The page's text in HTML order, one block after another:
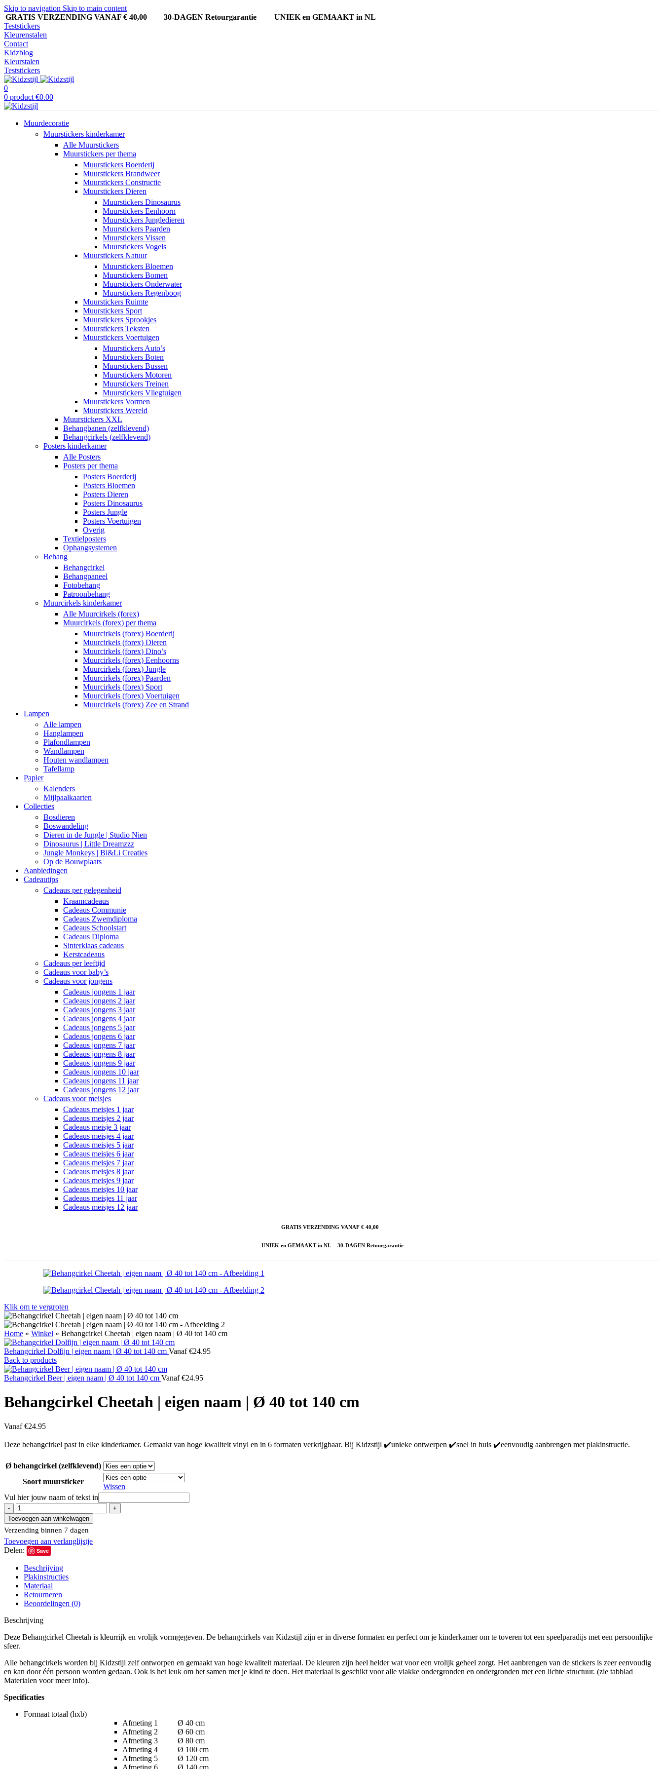
Skip to navigation Skip to main content
GRATIS VERZENDING VANAF € 40,00
30-DAGEN Retourgarantie UNIEK en GEMAAKT in NL
Teststickers
Kleurenstalen
Contact
Kidzblog
Kleurstalen
Teststickers
0
0 product €0.00
Muurdecoratie
Muurstickers kinderkamer
Alle Muurstickers
Muurstickers per thema
Muurstickers Boerderij
Muurstickers Brandweer
Muurstickers Constructie
Muurstickers Dieren
Muurstickers Dinosaurus
Muurstickers Eenhoorn
Muurstickers Jungledieren
Muurstickers Paarden
Muurstickers Vissen
Muurstickers Vogels
Muurstickers Natuur
Muurstickers Bloemen
Muurstickers Bomen
Muurstickers Onderwater
Muurstickers Regenboog
Muurstickers Ruimte
Muurstickers Sport
Muurstickers Sprookjes
Muurstickers Teksten
Muurstickers Voertuigen
Muurstickers Auto’s
Muurstickers Boten
Muurstickers Bussen
Muurstickers Motoren
Muurstickers Treinen
Muurstickers Vliegtuigen
Muurstickers Vormen
Muurstickers Wereld
Muurstickers XXL
Behangbanen (zelfklevend)
Behangcirkels (zelfklevend)
Posters kinderkamer
Alle Posters
Posters per thema
Posters Boerderij
Posters Bloemen
Posters Dieren
Posters Dinosaurus
Posters Jungle
Posters Voertuigen
Overig
Textielposters
Ophangsystemen
Behang
Behangcirkel
Behangpaneel
Fotobehang
Patroonbehang
Muurcirkels kinderkamer
Alle Muurcirkels (forex)
Muurcirkels (forex) per thema
Muurcirkels (forex) Boerderij
Muurcirkels (forex) Dieren
Muurcirkels (forex) Dino’s
Muurcirkels (forex) Eenhoorns
Muurcirkels (forex) Jungle
Muurcirkels (forex) Paarden
Muurcirkels (forex) Sport
Muurcirkels (forex) Voertuigen
Muurcirkels (forex) Zee en Strand
Lampen
Alle lampen
Hanglampen
Plafondlampen
Wandlampen
Houten wandlampen
Tafellamp
Papier
Kalenders
Mijlpaalkaarten
Collecties
Bosdieren
Boswandeling
Dieren in de Jungle | Studio Nien
Dinosaurus | Little Dreamzzz
Jungle Monkeys | Bi&Li Creaties
Op de Bouwplaats
Aanbiedingen
Cadeautips
Cadeaus per gelegenheid
Kraamcadeaus
Cadeaus Communie
Cadeaus Zwemdiploma
Cadeaus Schoolstart
Cadeaus Diploma
Sinterklaas cadeaus
Kerstcadeaus
Cadeaus per leeftijd
Cadeaus voor baby’s
Cadeaus voor jongens
Cadeaus jongens 1 jaar
Cadeaus jongens 2 jaar
Cadeaus jongens 3 jaar
Cadeaus jongens 4 jaar
Cadeaus jongens 5 jaar
Cadeaus jongens 6 jaar
Cadeaus jongens 7 jaar
Cadeaus jongens 8 jaar
Cadeaus jongens 9 jaar
Cadeaus jongens 10 jaar
Cadeaus jongens 11 jaar
Cadeaus jongens 12 jaar
Cadeaus voor meisjes
Cadeaus meisjes 1 jaar
Cadeaus meisjes 2 jaar
Cadeaus meisje 3 jaar
Cadeaus meisjes 4 jaar
Cadeaus meisjes 5 jaar
Cadeaus meisjes 6 jaar
Cadeaus meisjes 7 jaar
Cadeaus meisjes 8 jaar
Cadeaus meisjes 9 jaar
Cadeaus meisjes 10 jaar
Cadeaus meisjes 11 jaar
Cadeaus meisjes 12 jaar
GRATIS VERZENDING VANAF € 40,00
UNIEK en GEMAAKT in NL 30-DAGEN Retourgarantie
Klik om te vergroten
Home » Winkel » Behangcirkel Cheetah | eigen naam | Ø 40 tot 140 cm
Behangcirkel Dolfijn | eigen naam | Ø 40 tot 140 cm Vanaf €24.95
Back to products
Behangcirkel Beer | eigen naam | Ø 40 tot 140 cm Vanaf €24.95
Behangcirkel Cheetah | eigen naam | Ø 40 tot 140 cm
Vanaf €24.95
Deze behangcirkel past in elke kinderkamer. Gemaakt van hoge kwaliteit vinyl en in 6 formaten verkrijgbaar. Bij Kidzstijl ✔️unieke ontwerpen ✔️snel in huis ✔️eenvoudig aanbrengen met plakinstructie.
Ø behangcirkel (zelfklevend)
Soort muursticker
Wissen
Vul hier jouw naam of tekst in
Toevoegen aan winkelwagen
Verzending binnen 7 dagen
Toevoegen aan verlanglijstje
Delen:
Save
Beschrijving
Plakinstructies
Materiaal
Retourneren
Beoordelingen (0)
Beschrijving
Deze Behangcirkel Cheetah is kleurrijk en vrolijk vormgegeven. De behangcirkels van Kidzstijl zijn er in diverse formaten en perfect om je kinderkamer om te toveren tot een speelparadijs met een persoonlijke
sfeer.
Alle behangcirkels worden bij Kidzstijl zelf ontworpen en gemaakt van hoge kwaliteit materiaal. De kleuren zijn heel helder wat voor een vrolijk geheel zorgt. Het aanbrengen van de stickers is zeer eenvoudig
en kan door één persoon worden gedaan. Ook is het leuk om het samen met je kind te doen. Het materiaal is geschikt voor alle vlakke ondergronden en ondergronden met een lichte structuur. (zie tabblad
Materialen voor meer info).
Specificaties
Formaat totaal (hxb)
Afmeting 1 Ø 40 cm
Afmeting 2 Ø 60 cm
Afmeting 3 Ø 80 cm
Afmeting 4 Ø 100 cm
Afmeting 5 Ø 120 cm
Afmeting 6 Ø 140 cm